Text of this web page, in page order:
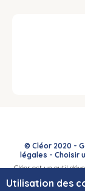
Utilisation des
© Cléor 2020 -
légales - Choisir
Cléor est un outil